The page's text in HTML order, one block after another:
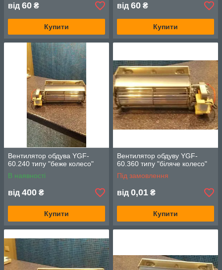
від 60 ₴
Купити
від 60 ₴
Купити
Вентилятор обдува YGF-
60.240 типу "беже колесо"
В наявності
від 400 ₴
Купити
Вентилятор обдуву YGF-
60.360 типу "біляче колесо"
Під замовлення
від 0,01 ₴
Купити